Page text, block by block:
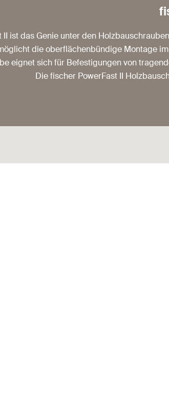
II ist das Genie unter den
die oberflächenbündige Montage
eignet sich für Befestigungen von
Die fischer PowerFast II